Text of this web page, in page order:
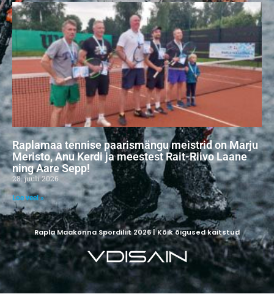
Raplamaa tennise paarismängu meistrid on Marju
Meristo, Anu Kerdi ja meestest Rait-Riivo Laane
ning Aare Sepp!
28. juuli 2026
Loe veel »
Rapla Maakonna Spordiliit 2026 | Kõik õigused kaitstud